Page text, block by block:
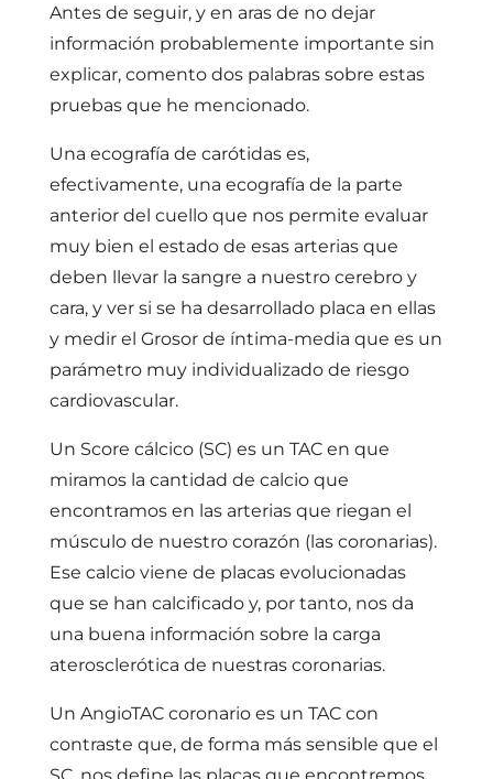
Antes de seguir, y en aras de no dejar
información probablemente importante sin
explicar, comento dos palabras sobre estas
pruebas que he mencionado.
Una ecografía de carótidas es,
efectivamente, una ecografía de la parte
anterior del cuello que nos permite evaluar
muy bien el estado de esas arterias que
deben llevar la sangre a nuestro cerebro y
cara, y ver si se ha desarrollado placa en ellas
y medir el Grosor de íntima-media que es un
parámetro muy individualizado de riesgo
cardiovascular.
Un Score cálcico (SC) es un TAC en que
miramos la cantidad de calcio que
encontramos en las arterias que riegan el
músculo de nuestro corazón (las coronarias).
Ese calcio viene de placas evolucionadas
que se han calcificado y, por tanto, nos da
una buena información sobre la carga
aterosclerótica de nuestras coronarias.
Un AngioTAC coronario es un TAC con
contraste que, de forma más sensible que el
SC, nos define las placas que encontremos